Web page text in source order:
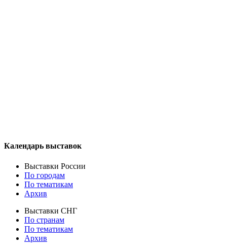
Календарь выставок
Выставки России
По городам
По тематикам
Архив
Выставки СНГ
По странам
По тематикам
Архив